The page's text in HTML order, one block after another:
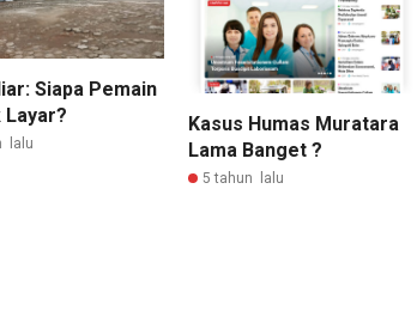
Siapa Pemain
Layar?
lalu
Kasus Humas Muratara
Lama Banget ?
5 tahun lalu